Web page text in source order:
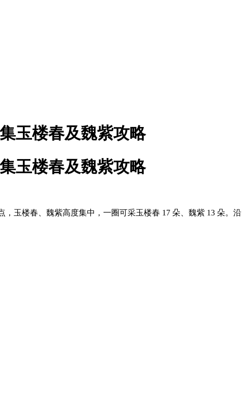
玉楼春及魏紫攻略
玉楼春及魏紫攻略
玉楼春、魏紫高度集中，一圈可采玉楼春 17 朵、魏紫 13 朵。沿